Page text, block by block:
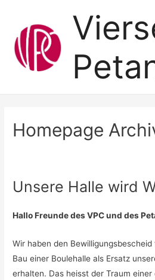
Homepage
Unsere Halle wird
Hallo Freunde des VPC und des
Wir haben den
Bau einer Boulehalle als Ersatz
erhalten. Das heisst der Traum